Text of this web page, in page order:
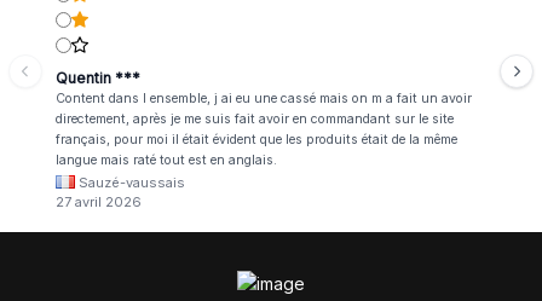
Quentin ***
Content dans l ensemble, j ai eu une cassé mais on m a fait un avoir
directement, après je me suis fait avoir en commandant sur le site
français, pour moi il était évident que les produits était de la même
langue mais raté tout est en anglais.
Sauzé-vaussais
27 avril 2026